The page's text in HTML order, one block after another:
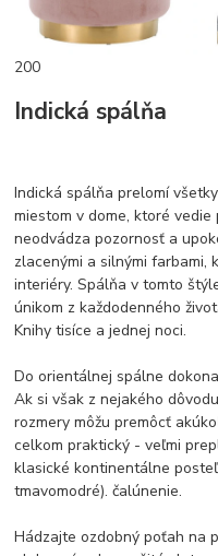
200
Indická spálňa
Indická spálňa prelomí
miestom v dome, ktoré vedie
neodvádza pozornosť a
zlacenými a silnými farbami,
interiéry. Spálňa v tomto
únikom z každodenného
Knihy tisíce a jednej noci.
Do orientálnej spálne
Ak si však z nejakého
rozmery môžu premôcť
celkom praktický - veľmi
klasické kontinentálne
tmavomodré). čalúnenie.
Hádzajte ozdobný poťah na